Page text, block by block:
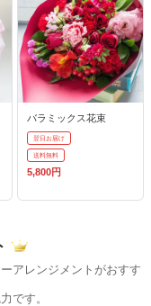
バラミックス花束
翌日お届け
送料無料
5,800円
アレンジメントがおすす
です。